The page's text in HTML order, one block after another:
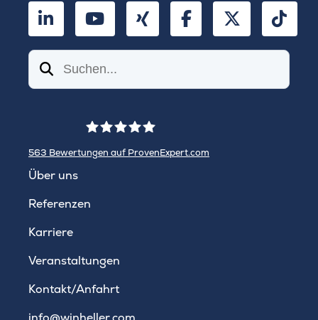
LinkedInYouTubeXing FacebookTwitter
Suchen
563 Bewertungen auf ProvenExpert.com
Über uns
Referenzen
Karriere
Veranstaltungen
Kontakt/Anfahrt